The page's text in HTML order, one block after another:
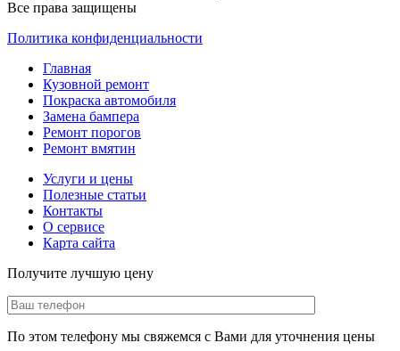
Все права защищены
Политика конфиденциальности
Главная
Кузовной ремонт
Покраска автомобиля
Замена бампера
Ремонт порогов
Ремонт вмятин
Услуги и цены
Полезные статьи
Контакты
О сервисе
Карта сайта
Получите лучшую цену
По этом телефону мы свяжемся с Вами для уточнения цены